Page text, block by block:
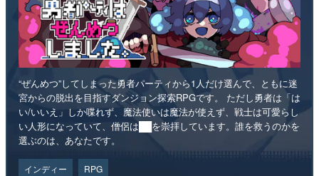
“ぜんめつ”してしまった勇者パーティから1人だけ選んで、ともに迷
宮からの脱出を目指すダンジョン探索RPGです。 ただし勇者は「は
い/いいえ」しか喋れず、魔法使いは魔法が使えず、戦士は可愛らし
い人形になっていて、僧侶は██を崇拝しています。誰を救うのかを
選ぶのは、あなたです。
インディー RPG